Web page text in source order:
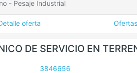
- Pesaje Industrial
oferta
DE SERVICIO EN
3846656